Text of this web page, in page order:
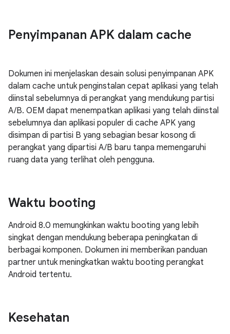
Penyimpanan APK dalam cache
Dokumen ini menjelaskan desain solusi penyimpanan APK
dalam cache untuk penginstalan cepat aplikasi yang telah
diinstal sebelumnya di perangkat yang mendukung partisi
A/B. OEM dapat menempatkan aplikasi yang telah diinstal
sebelumnya dan aplikasi populer di cache APK yang
disimpan di partisi B yang sebagian besar kosong di
perangkat yang dipartisi A/B baru tanpa memengaruhi
ruang data yang terlihat oleh pengguna.
Waktu booting
Android 8.0 memungkinkan waktu booting yang lebih
singkat dengan mendukung beberapa peningkatan di
berbagai komponen. Dokumen ini memberikan panduan
partner untuk meningkatkan waktu booting perangkat
Android tertentu.
Kesehatan